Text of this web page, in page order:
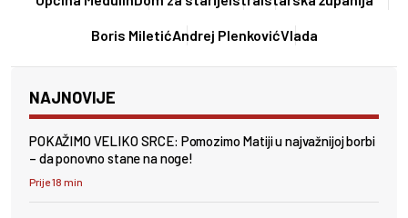
Boris MiletićAndrej PlenkovićVlada
NAJNOVIJE
POKAŽIMO VELIKO SRCE: Pomozimo Matiji u najvažnijoj borbi
– da ponovno stane na noge!
Prije 18 min